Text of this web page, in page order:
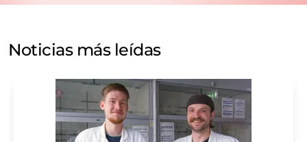
de nuestrapolítica de protección de datos. LUMITOS
electrónico a efectos publicitarios o de investigación de
mercado y opinión. Puede revocar en todo momento su
de indicar los motivos informando por correo postal a
LUMITOS AG, Ernst-Augustin-Str. 2, 12489 Berlín
(Alemania) o por correo electrónico a
revoke@lumitos.com. Además, en cada correo
Noticias más leídas